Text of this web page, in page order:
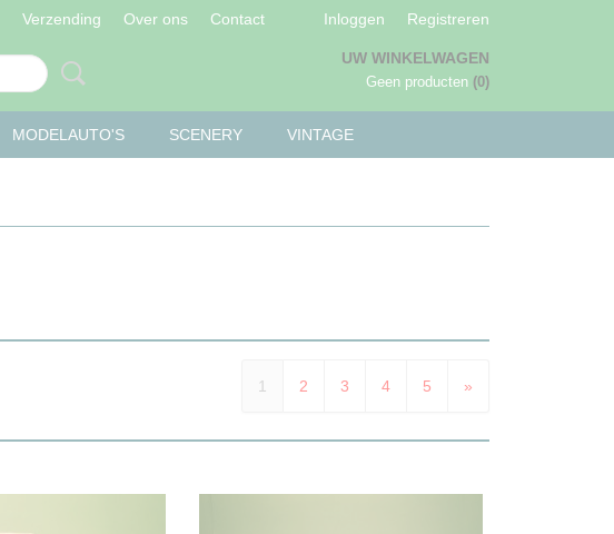
Verzending Over ons Contact Inloggen Registreren
UW WINKELWAGEN
Geen producten (0)
MODELAUTO'S SCENERY VINTAGE
1 2 3 4 5 »